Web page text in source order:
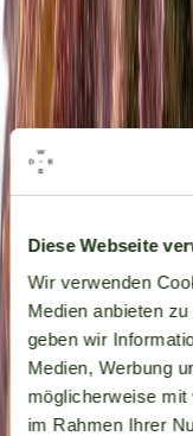
Diese Webseite
Wir verwenden
Medien anbieten
geben wir
Medien, Werbung
möglicherweise
im Rahmen Ihrer